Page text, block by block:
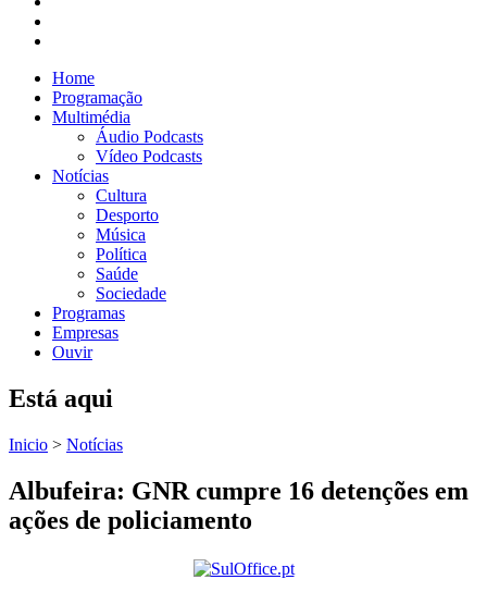
Home
Programação
Multimédia
Áudio Podcasts
Vídeo Podcasts
Notícias
Cultura
Desporto
Música
Política
Saúde
Sociedade
Programas
Empresas
Ouvir
Está aqui
Inicio > Notícias
Albufeira: GNR cumpre 16 detenções em
ações de policiamento